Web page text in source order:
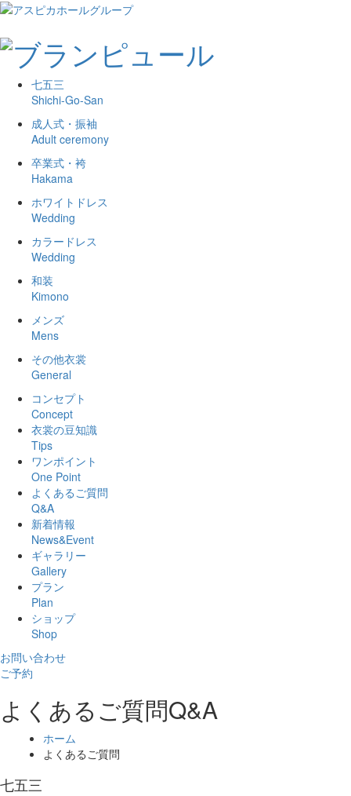
七五三
Shichi-Go-San
成人式・振袖
Adult ceremony
卒業式・袴
Hakama
ホワイトドレス
Wedding
カラードレス
Wedding
和装
Kimono
メンズ
Mens
その他衣裳
General
コンセプト
Concept
衣裳の豆知識
Tips
ワンポイント
One Point
よくあるご質問
Q&A
新着情報
News&Event
ギャラリー
Gallery
プラン
Plan
ショップ
Shop
お問い合わせ
ご予約
よくあるご質問Q&A
ホーム
よくあるご質問
七五三